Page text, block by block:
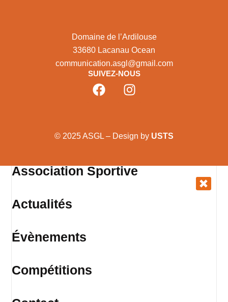
Domaine de l’Ardilouse
33680 Lacanau Ocean
communication.asgl@gmail.com
SUIVEZ-NOUS
© 2025 ASGL – Design by USTS
Association Sportive
Actualités
Évènements
Compétitions